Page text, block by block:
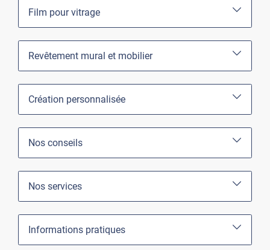
Film pour vitrage
Revêtement mural et mobilier
Création personnalisée
Nos conseils
Nos services
Informations pratiques